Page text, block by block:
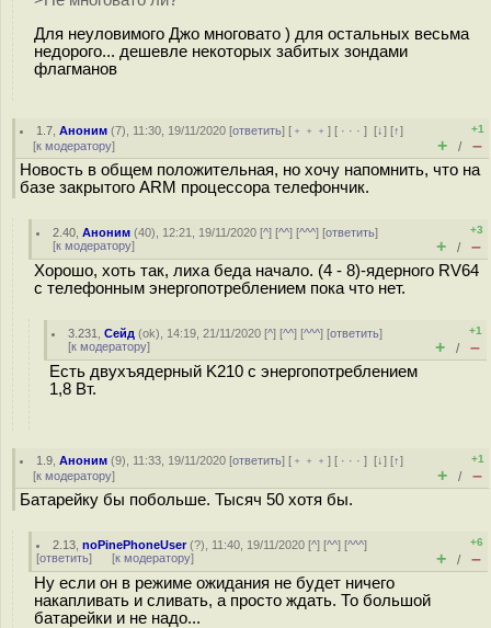
Для неуловимого Джо многовато ) для остальных весьма
недорого... дешевле некоторых забитых зондами
флагманов
1.7 ,Аноним (7), 11:30, 19/11/2020 [ответить] [ ﹢﹢﹢] [ · · ·][↓] [↑]
[к модератору]
+1
+ / –
Новость в общем положительная, но хочу напомнить, что на
базе закрытого ARM процессора телефончик.
2.40 ,Аноним (40), 12:21, 19/11/2020 [^] [^^] [^^^] [ответить]
[к модератору]
+3
+ / –
Хорошо, хоть так, лиха беда начало. (4 - 8)-ядерного RV64
с телефонным энергопотреблением пока что нет.
3.231 ,Сейд (ok), 14:19, 21/11/2020 [^] [^^] [^^^] [ответить]
[к модератору]
+1
+ / –
Есть двухъядерный K210 с энергопотреблением
1,8 Вт.
1.9 ,Аноним (9), 11:33, 19/11/2020 [ответить] [ ﹢﹢﹢] [ · · ·][↓] [↑]
[к модератору]
+1
+ / –
Батарейку бы побольше. Тысяч 50 хотя бы.
2.13 ,noPinePhoneUser(?), 11:40, 19/11/2020 [^] [^^] [^^^]
[ответить] [к модератору]
+6
+ / –
Ну если он в режиме ожидания не будет ничего
накапливать и сливать, а просто ждать. То большой
батарейки и не надо...